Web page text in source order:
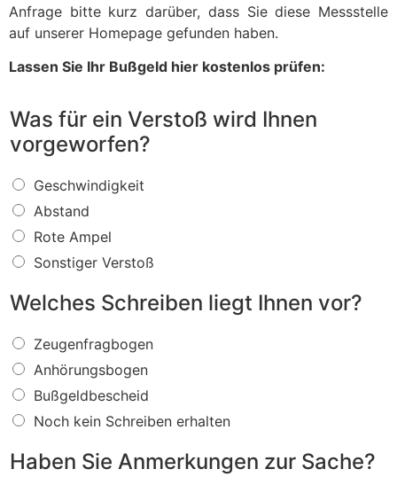
Anfrage bitte kurz darüber, dass Sie diese Messstelle
auf unserer Homepage gefunden haben.
Lassen Sie Ihr Bußgeld hier kostenlos prüfen:
Was für ein Verstoß wird Ihnen
vorgeworfen?
W
a
s
f
ü
r
i
V
e
r
s
t
o
ß
w
Geschwindigkeit
Abstand
Rote Ampel
Sonstiger Verstoß
Welches Schreiben liegt Ihnen vor?
W
e
c
h
e
S
Zeugenfragbogen
Anhörungsbogen
Bußgeldbescheid
Noch kein Schreiben erhalten
Haben Sie Anmerkungen zur Sache?